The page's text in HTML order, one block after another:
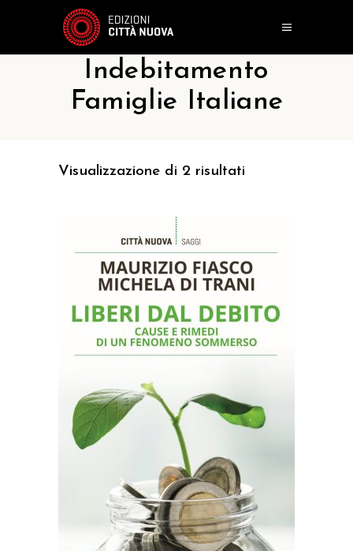
Indebitamento
Famiglie Italiane
Visualizzazione di 2 risultati
AGGIUNGI AL CARRELLO